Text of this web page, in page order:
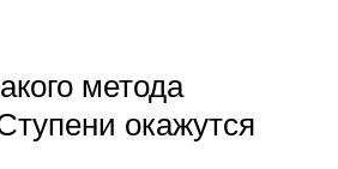
метода
окажутся